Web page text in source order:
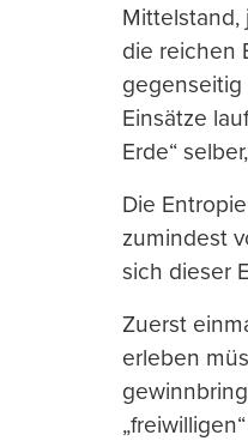
die reichen
gegenseitig
Einsätze
Erde“
Die
zumindest
sich dieser
Zuerst
erleben